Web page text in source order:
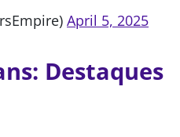
April 5, 2025
Destaques